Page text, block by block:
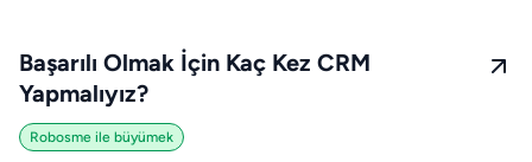
Başarılı Olmak İçin Kaç Kez CRM
Yapmalıyız?
Robosme ile büyümek